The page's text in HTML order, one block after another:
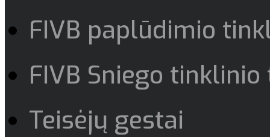
FIVB paplūdimio
FIVB Sniego
Teisėjų gestai